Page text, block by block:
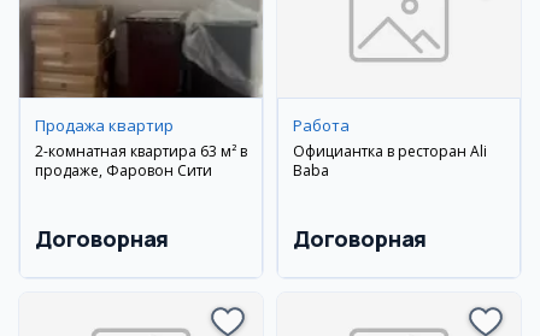
Продажа квартир
2-комнатная квартира 63 м² в
продаже, Фаровон Сити
Договорная
Работа
Официантка в ресторан Ali
Baba
Договорная